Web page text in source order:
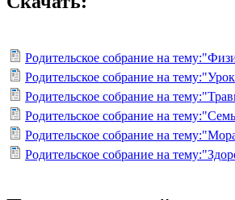
Родительское собрание на
Родительское собрание на
Родительское собрание на
Родительское собрание на
Родительское собрание на
Родительское собрание на